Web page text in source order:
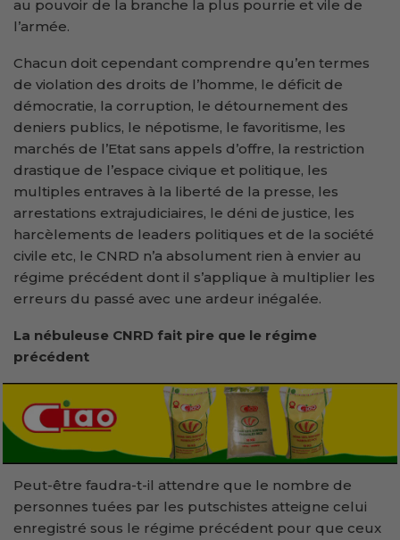
au pouvoir de la branche la plus pourrie et vile de
l’armée.
Chacun doit cependant comprendre qu’en termes
de violation des droits de l’homme, le déficit de
démocratie, la corruption, le détournement des
deniers publics, le népotisme, le favoritisme, les
marchés de l’Etat sans appels d’offre, la restriction
drastique de l’espace civique et politique, les
multiples entraves à la liberté de la presse, les
arrestations extrajudiciaires, le déni de justice, les
harcèlements de leaders politiques et de la société
civile etc, le CNRD n’a absolument rien à envier au
régime précédent dont il s’applique à multiplier les
erreurs du passé avec une ardeur inégalée.
La nébuleuse CNRD fait pire que le régime
précédent
Peut-être faudra-t-il attendre que le nombre de
personnes tuées par les putschistes atteigne celui
enregistré sous le régime précédent pour que ceux